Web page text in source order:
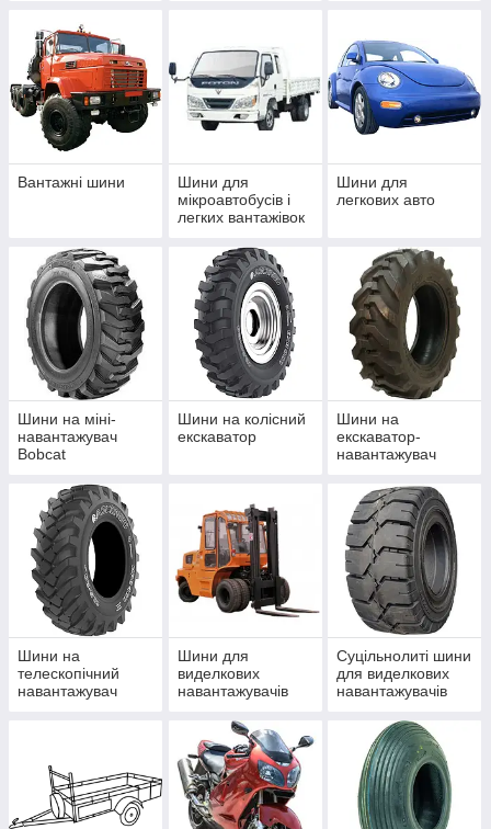
Вантажні шини
Шини для
мікроавтобусів і
легких вантажівок
Шини для
легкових авто
Шини на міні-
навантажувач
Bobcat
Шини на колісний
екскаватор
Шини на
екскаватор-
навантажувач
Шини на
телескопічний
навантажувач
Шини для
виделкових
навантажувачів
Суцільнолиті шини
для виделкових
навантажувачів